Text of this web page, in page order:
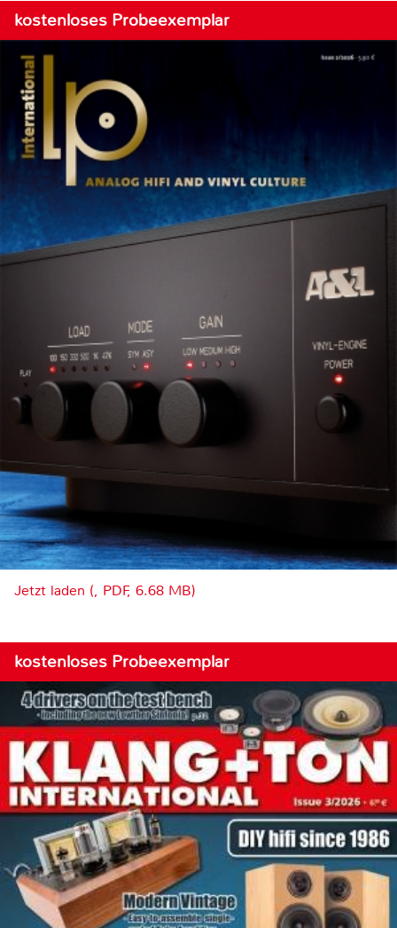
kostenloses Probeexemplar
Jetzt laden (, PDF, 6.68 MB)
kostenloses Probeexemplar